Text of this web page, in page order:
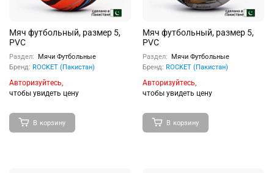
Мяч футбольный, размер 5,
PVC
Раздел:
Мячи Футбольные
Бренд: ROCKET (Пакистан)
Авторизуйтесь,
чтобы увидеть цену
В корзину
Мяч футбольный, размер 5,
PVC
Раздел:
Мячи Футбольные
Бренд: ROCKET (Пакистан)
Авторизуйтесь,
чтобы увидеть цену
В корзину